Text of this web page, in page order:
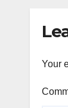
Your